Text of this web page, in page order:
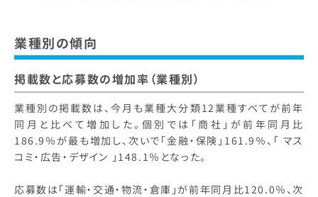
業種別の傾向
掲載数と応募数の増加率（業種別）
業種別の掲載数は、今月も業種大分類12業種すべてが前年
同月と比べて増加した。個別では「商社」が前年同月比
186.9％が最も増加し、次いで「金融・保険」161.9％、「 マス
コミ・広告・デザイン 」148.1％となった。
応募数は「運輸・交通・物流・倉庫」が前年同月比120.0％、次